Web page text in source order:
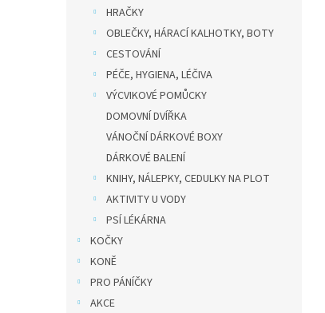
HRAČKY
OBLEČKY, HÁRACÍ KALHOTKY, BOTY
CESTOVÁNÍ
PÉČE, HYGIENA, LÉČIVA
VÝCVIKOVÉ POMŮCKY
DOMOVNÍ DVÍŘKA
VÁNOČNÍ DÁRKOVÉ BOXY
DÁRKOVÉ BALENÍ
KNIHY, NÁLEPKY, CEDULKY NA PLOT
AKTIVITY U VODY
PSÍ LÉKÁRNA
KOČKY
KONĚ
PRO PÁNÍČKY
AKCE